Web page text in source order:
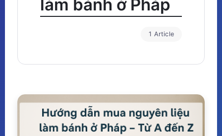
làm bánh ở Pháp
1 Article